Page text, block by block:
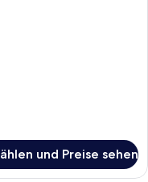
und Preise sehen